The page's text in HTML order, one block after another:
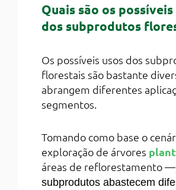
Quais são os possíveis
dos subprodutos
Os possíveis usos dos
florestais são bastante
abrangem diferentes
segmentos.
Tomando como base o
exploração de árvores
áreas de reflorestamento
subprodutos abastecem